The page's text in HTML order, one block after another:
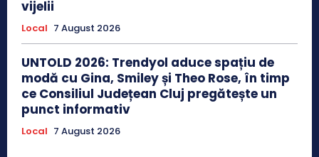
vijelii
Local 7 August 2026
UNTOLD 2026: Trendyol aduce spațiu de
modă cu Gina, Smiley și Theo Rose, în timp
ce Consiliul Județean Cluj pregătește un
punct informativ
Local 7 August 2026